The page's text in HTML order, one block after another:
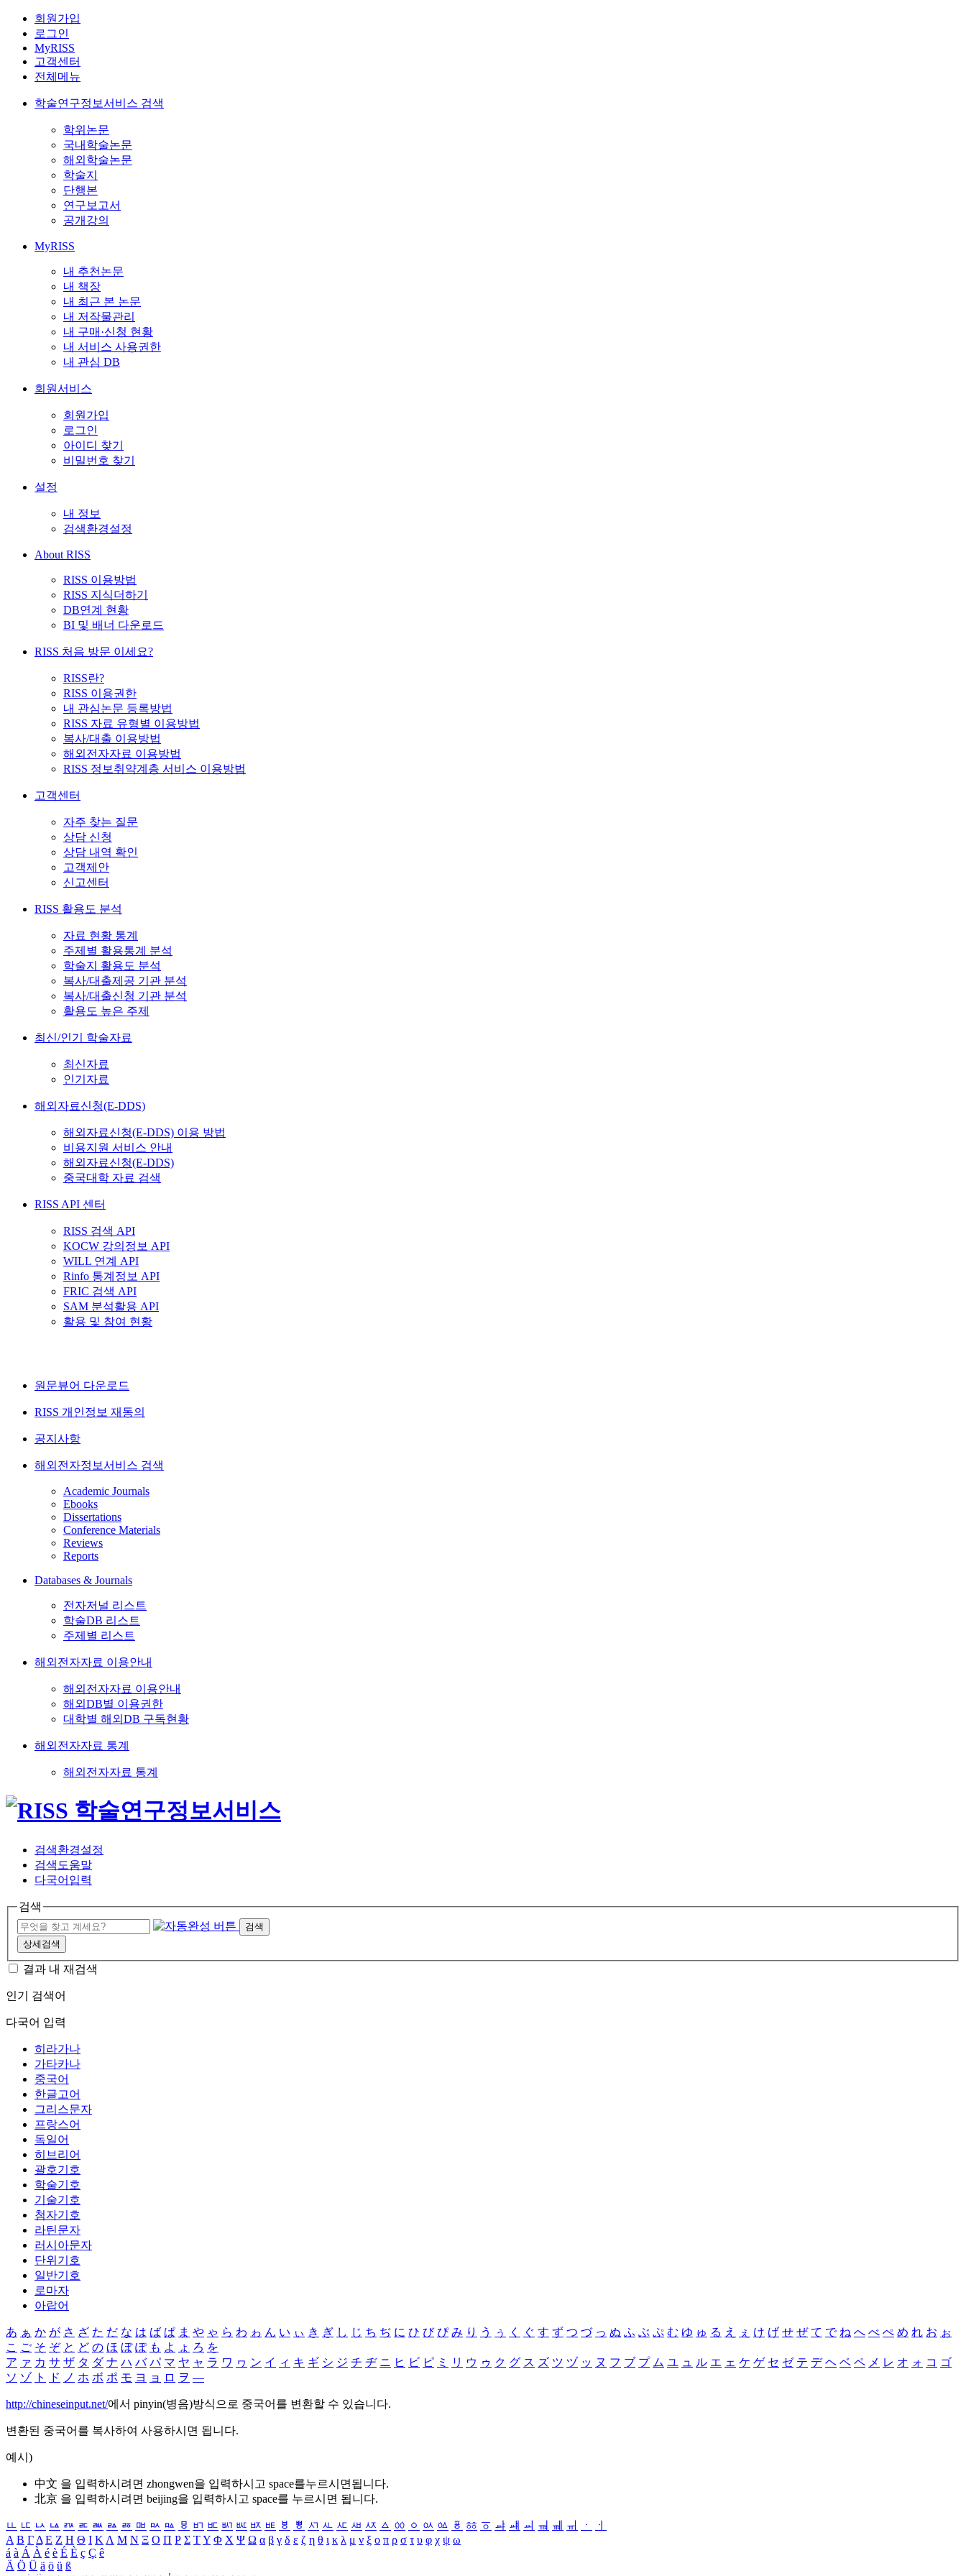
회원가입
로그인
MyRISS
고객센터
전체메뉴
학술연구정보서비스 검색
학위논문
국내학술논문
해외학술논문
학술지
단행본
연구보고서
공개강의
MyRISS
내 추천논문
내 책장
내 최근 본 논문
내 저작물관리
내 구매·신청 현황
내 서비스 사용권한
내 관심 DB
회원서비스
회원가입
로그인
아이디 찾기
비밀번호 찾기
설정
내 정보
검색환경설정
About RISS
RISS 이용방법
RISS 지식더하기
DB연계 현황
BI 및 배너 다운로드
RISS 처음 방문 이세요?
RISS란?
RISS 이용권한
내 관심논문 등록방법
RISS 자료 유형별 이용방법
복사/대출 이용방법
해외전자자료 이용방법
RISS 정보취약계층 서비스 이용방법
고객센터
자주 찾는 질문
상담 신청
상담 내역 확인
고객제안
신고센터
RISS 활용도 분석
자료 현황 통계
주제별 활용통계 분석
학술지 활용도 분석
복사/대출제공 기관 분석
복사/대출신청 기관 분석
활용도 높은 주제
최신/인기 학술자료
최신자료
인기자료
해외자료신청(E-DDS)
해외자료신청(E-DDS) 이용 방법
비용지원 서비스 안내
해외자료신청(E-DDS)
중국대학 자료 검색
RISS API 센터
RISS 검색 API
KOCW 강의정보 API
WILL 연계 API
Rinfo 통계정보 API
FRIC 검색 API
SAM 분석활용 API
활용 및 참여 현황
원문뷰어 다운로드
RISS 개인정보 재동의
공지사항
해외전자정보서비스 검색
Academic Journals
Ebooks
Dissertations
Conference Materials
Reviews
Reports
Databases & Journals
전자저널 리스트
학술DB 리스트
주제별 리스트
해외전자자료 이용안내
해외전자자료 이용안내
해외DB별 이용권한
대학별 해외DB 구독현황
해외전자자료 통계
해외전자자료 통계
검색환경설정
검색도움말
다국어입력
검색
검색
상세검색
결과 내 재검색
인기 검색어
다국어 입력
히라가나
가타카나
중국어
한글고어
그리스문자
프랑스어
독일어
히브리어
괄호기호
학술기호
기술기호
첨자기호
라틴문자
러시아문자
단위기호
일반기호
로마자
아랍어
あ ぁ か が さ ざ た だ な は ば ぱ ま や ゃ ら わ ゎ ん い ぃ き ぎ し じ ち ぢ に ひ び ぴ み り う ぅ く ぐ す ず つ づ っ ぬ ふ ぶ ぷ む ゆ ゅ る え ぇ け げ せ ぜ て で ね へ べ ぺ め れ お ぉ
こ ご そ ぞ と ど の ほ ぼ ぽ も よ ょ ろ を
ア ァ カ サ ザ タ ダ ナ ハ バ パ マ ヤ ャ ラ ワ ヮ ン イ ィ キ ギ シ ジ チ ヂ ニ ヒ ビ ピ ミ リ ウ ゥ ク グ ス ズ ツ ヅ ッ ヌ フ ブ プ ム ユ ュ ル エ ェ ケ ゲ セ ゼ テ デ ヘ ベ ペ メ レ オ ォ コ ゴ
ソ ゾ ト ド ノ ホ ボ ポ モ ヨ ョ ロ ヲ ―
http://chineseinput.net/에서 pinyin(병음)방식으로 중국어를 변환할 수 있습니다.
변환된 중국어를 복사하여 사용하시면 됩니다.
예시)
中文 을 입력하시려면 zhongwen을 입력하시고 space를누르시면됩니다.
北京 을 입력하시려면 beijing을 입력하시고 space를 누르시면 됩니다.
ㅥ ㅦ ㅧ ㅨ ㅩ ㅪ ㅫ ㅬ ㅭ ㅮ ㅯ ㅰ ㅱ ㅲ ㅳ ㅴ ㅵ ㅶ ㅷ ㅸ ㅹ ㅺ ㅻ ㅼ ㅽ ㅾ ㅿ ㆀ ㆁ ㆂ ㆃ ㆄ ㆅ ㆆ ㆇ ㆈ ㆉ ㆊ ㆋ ㆌ ㆍ
ㆎ
Α Β ΓΔ Ε Ζ Η Θ Ι ΚΛ Μ Ν Ξ Ο Π Ρ Σ ΤΥ Φ Χ Ψ Ω α β γ δ ε ζ η θ ι κ λ μ ν ξ ο π ρ σ τ υ φ χ ψ ω
á à Á À é è É È ç Ç ê
Ä Ö Ü ä ö ü ß